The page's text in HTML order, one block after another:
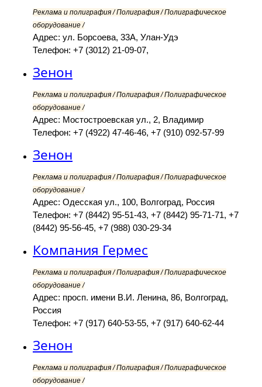
Реклама и полиграфия / Полиграфия / Полиграфическое
оборудование /
Адрес: ул. Борсоева, 33А, Улан-Удэ
Телефон: +7 (3012) 21-09-07,
Зенон
Реклама и полиграфия / Полиграфия / Полиграфическое
оборудование /
Адрес: Мостостроевская ул., 2, Владимир
Телефон: +7 (4922) 47-46-46, +7 (910) 092-57-99
Зенон
Реклама и полиграфия / Полиграфия / Полиграфическое
оборудование /
Адрес: Одесская ул., 100, Волгоград, Россия
Телефон: +7 (8442) 95-51-43, +7 (8442) 95-71-71, +7
(8442) 95-56-45, +7 (988) 030-29-34
Компания Гермес
Реклама и полиграфия / Полиграфия / Полиграфическое
оборудование /
Адрес: просп. имени В.И. Ленина, 86, Волгоград,
Россия
Телефон: +7 (917) 640-53-55, +7 (917) 640-62-44
Зенон
Реклама и полиграфия / Полиграфия / Полиграфическое
оборудование /